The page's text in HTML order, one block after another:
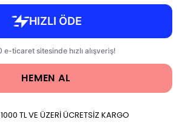
HEMEN AL
1000 TL VE ÜZERİ ÜCRETSİZ KARGO